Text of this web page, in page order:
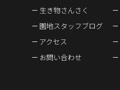
生き物さんさく
園地スタッフブログ
アクセス
お問い合わせ